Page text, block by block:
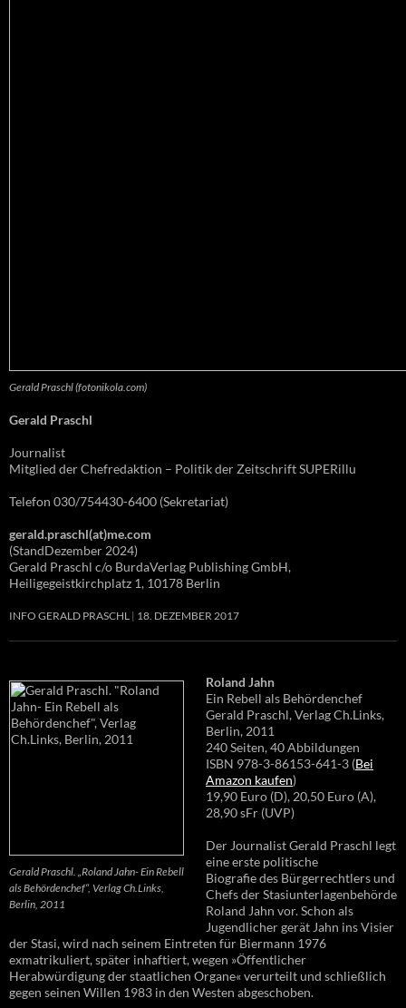
Gerald Praschl (fotonikola.com)
Gerald Praschl
Journalist
Mitglied der Chefredaktion – Politik der Zeitschrift SUPERillu
Telefon 030/754430-6400 (Sekretariat)
gerald.praschl(at)me.com
(StandDezember 2024)
Gerald Praschl c/o BurdaVerlag Publishing GmbH,
Heiligegeistkirchplatz 1, 10178 Berlin
INFO GERALD PRASCHL 18. DEZEMBER 2017
Gerald Praschl. „Roland Jahn- Ein Rebell
als Behördenchef“, Verlag Ch.Links,
Berlin, 2011
Roland Jahn
Ein Rebell als Behördenchef
Gerald Praschl, Verlag Ch.Links,
Berlin, 2011
240 Seiten, 40 Abbildungen
ISBN 978-3-86153-641-3 (Bei
Amazon kaufen)
19,90 Euro (D), 20,50 Euro (A),
28,90 sFr (UVP)
Der Journalist Gerald Praschl legt
eine erste politische
Biografie des Bürgerrechtlers und
Chefs der Stasiunterlagenbehörde
Roland Jahn vor. Schon als
Jugendlicher gerät Jahn ins Visier
der Stasi, wird nach seinem Eintreten für Biermann 1976
exmatrikuliert, später inhaftiert, wegen »Öffentlicher
Herabwürdigung der staatlichen Organe« verurteilt und schließlich
gegen seinen Willen 1983 in den Westen abgeschoben.